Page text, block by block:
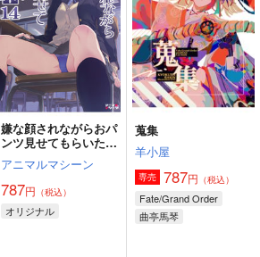
8月2日掲載
7月31日掲載
嫌な顔されながらおパ
ンツ見せてもらいたい
本14
アニマルマシーン
787円 （税込）
オリジナル
蒐集
羊小屋
専売 787円 （税込）
Fate/Grand Order
曲亭馬琴